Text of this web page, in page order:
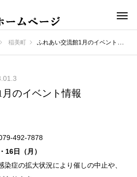
稲美町 ふれあい交流館1月のイベント情報
のイベント情報
492-7878
16日（月）
症の拡大状況により催しの中止や、